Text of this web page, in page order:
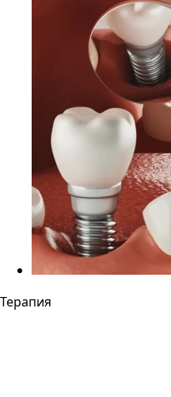
Терапия